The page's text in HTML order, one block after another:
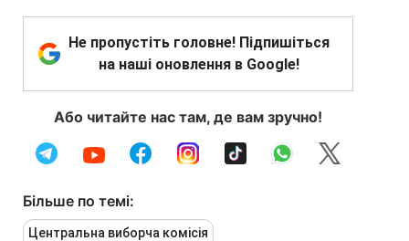
Не пропустіть головне! Підпишіться
на наші оновлення в Google!
Або читайте нас там, де вам зручно!
Більше по темі:
Центральна виборча комісія